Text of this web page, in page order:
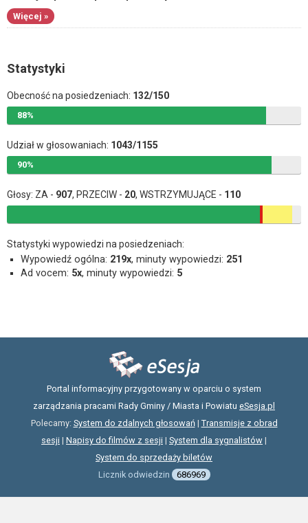
Więcej »
Statystyki
Obecność na posiedzeniach: 132/150
88%
Udział w głosowaniach: 1043/1155
90%
Głosy: ZA - 907, PRZECIW - 20, WSTRZYMUJĄCE - 110
Statystyki wypowiedzi na posiedzeniach:
Wypowiedź ogólna: 219x, minuty wypowiedzi: 251
Ad vocem: 5x, minuty wypowiedzi: 5
Portal informacyjny przygotowany w oparciu o system
zarządzania pracami Rady Gminy / Miasta i Powiatu eSesja.pl
Polecamy: System do zdalnych głosowań| Transmisje z obrad
sesji | Napisy do filmów z sesji | System dla sygnalistów |
System do sprzedaży biletów
Licznik odwiedzin
686969